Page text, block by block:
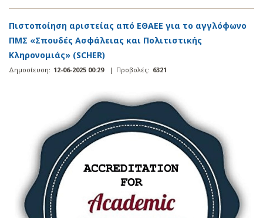
Πιστοποίηση αριστείας από ΕΘΑΕΕ για το αγγλόφωνο
ΠΜΣ «Σπουδές Ασφάλειας και Πολιτιστικής
Κληρονομιάς» (SCHER)
Δημοσίευση: 12-06-2025 00:29 | Προβολές: 6321